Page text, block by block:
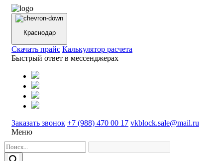
Краснодар
Cкачать прайс Калькулятор расчета
Быстрый ответ в мессенджерах
Заказать звонок +7 (988) 470 00 17 vkblock.sale@mail.ru
Меню